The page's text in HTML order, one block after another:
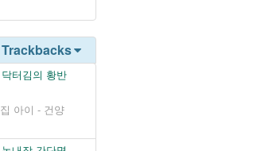
터김의 황반
아이 - 건양